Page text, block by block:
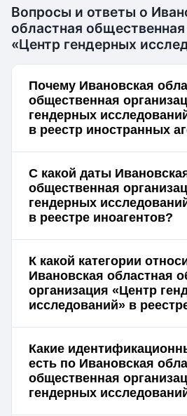
Вопросы и ответы о
областная
«Центр гендерных
Почему Ивановская
общественная
гендерных
в реестр иностранных
С какой даты
общественная
гендерных
в реестре иноагентов?
К какой категории
Ивановская областная
организация «Центр
исследований» в
Какие
есть по Ивановская
общественная
гендерных